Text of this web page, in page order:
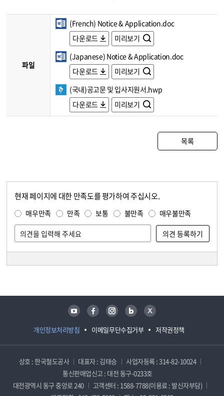
파일
(French) Notice & Application.doc
다운로드
미리보기
(Japanese) Notice & Application.doc
다운로드
미리보기
(국내)공고문 및 입사지원서.hwp
다운로드
미리보기
목록
현재 페이지에 대한 만족도를 평가하여 주십시오.
매우만족 만족 보통 불만족 매우불만족
개인정보처리방침 이메일무단수집거부 저작권정책
유튜브 페이스북 인스타그램 블로그 트위터
상호 : 한국철도공사 대표자 : 김태승
사업자등록 : 314-82-10024
통신판매업신고 : 대전 동구-0233호
대전광역시 동구 중앙로 240
고객센터 : 1588-7788(이용료 : 발신자부담)